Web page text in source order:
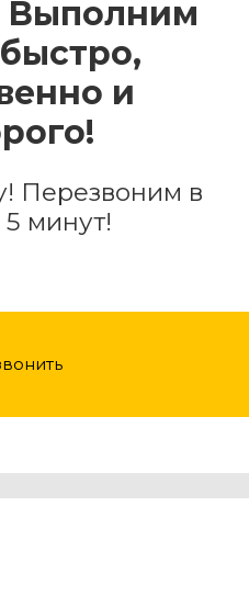
Выполним
и
Перезвоним в
минут!